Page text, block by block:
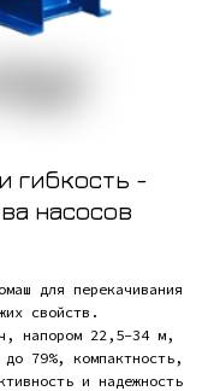
гибкость -
насосов
для перекачивания
свойств.
напором 22,5-34 м,
79%, компактность,
и надежность